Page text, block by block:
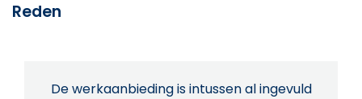
Reden
De werkaanbieding is intussen al ingevuld